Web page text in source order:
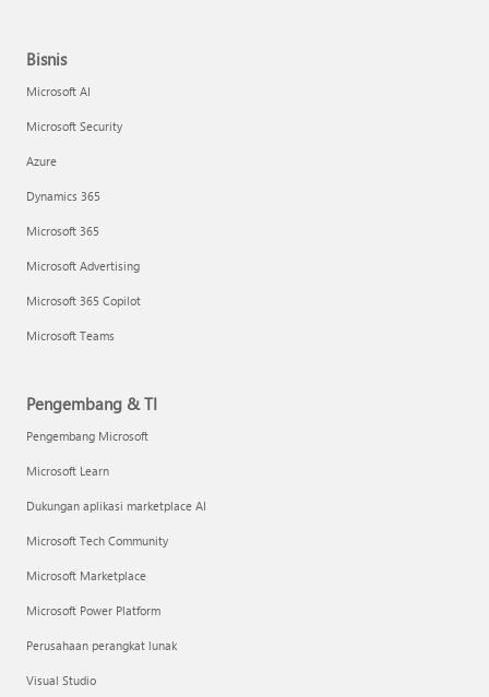
Bisnis
Microsoft AI
Microsoft Security
Azure
Dynamics 365
Microsoft 365
Microsoft Advertising
Microsoft 365 Copilot
Microsoft Teams
Pengembang & TI
Pengembang Microsoft
Microsoft Learn
Dukungan aplikasi marketplace AI
Microsoft Tech Community
Microsoft Marketplace
Microsoft Power Platform
Perusahaan perangkat lunak
Visual Studio